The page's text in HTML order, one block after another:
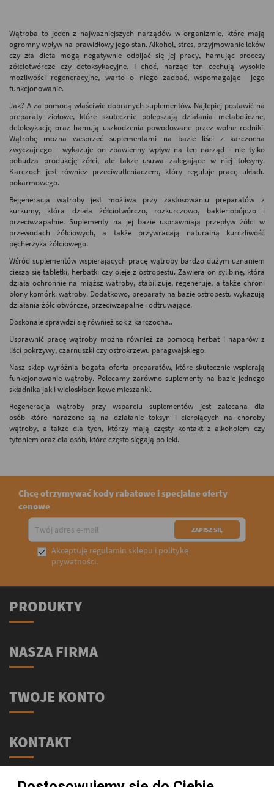
Wątroba to jeden z najważniejszych narządów w organizmie, które mają
ogromny wpływ na prawidłowy jego stan. Alkohol, stres, przyjmowanie leków
czy zła dieta mogą negatywnie odbijać się jej pracy, hamując procesy
żółciotwórcze czy detoksykacyjne. I choć, narząd ten cechują wysokie
możliwości regeneracyjne, warto o niego zadbać, wspomagając jego
funkcjonowanie.
Jak? A za pomocą właściwie dobranych suplementów. Najlepiej postawić na
preparaty ziołowe, które skutecznie polepszają działania metaboliczne,
detoksykację oraz hamują uszkodzenia powodowane przez wolne rodniki.
Wątrobę można wesprzeć suplementami na bazie liści z karczocha
zwyczajnego - wykazuje on zbawienny wpływ na ten narząd - nie tylko
pobudza produkcję żółci, ale także usuwa zalegające w niej toksyny.
Karczoch jest również przeciwutleniaczem, który reguluje pracę układu
pokarmowego.
Regeneracja wątroby jest możliwa przy zastosowaniu preparatów z
kurkumy, która działa żółciotwórczo, rozkurczowo, bakteriobójczo i
przeciwzapalnie. Suplementy na jej bazie usprawniają przepływ żółci w
przewodach żółciowych, a także przywracają naturalną kurczliwość
pęcherzyka żółciowego.
Wśród suplementów wspierających pracę wątroby bardzo dużym uznaniem
cieszą się tabletki, herbatki czy oleje z ostropestu. Zawiera on sylibinę, która
działa ochronnie na miąższ wątroby, stabilizuje, regeneruje, a także chroni
błony komórki wątroby. Dodatkowo, preparaty na bazie ostropestu wykazują
działania żółciotwórcze, przeciwzapalne i odtruwające.
Doskonale sprawdzi się również sok z karczocha..
Usprawnić pracę wątroby można również za pomocą herbat i naparów z
liści pokrzywy, czarnuszki czy ostrokrzewu paragwajskiego.
Nasz sklep wyróżnia bogata oferta preparatów, które skutecznie wspierają
funkcjonowanie wątroby. Polecamy zarówno suplementy na bazie jednego
składnika jak i wieloskładnikowe mieszanki.
Regeneracja wątroby przy wsparciu suplementów jest zalecana dla
osób które narażone są na działanie toksyn i cierpiących na choroby
wątroby, a także dla tych, którzy mają częsty kontakt z alkoholem czy
tytoniem oraz dla osób, które często sięgają po leki.
Chcę otrzymywać kody rabatowe i specjalne oferty
cenowe
 Akceptuję regulamin sklepu i politykę
prywatności.
PRODUKTY
NASZA FIRMA
TWOJE KONTO
KONTAKT